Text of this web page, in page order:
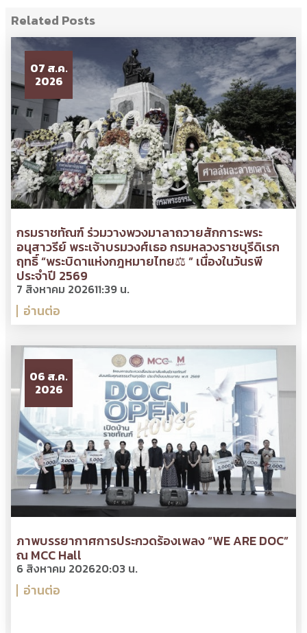
Related Posts
07 ส.ค.
2026
กรมราชทัณฑ์ ร่วมวางพวงมาลาถวายสักการะพระ
อนุสาวรีย์ พระเจ้าบรมวงศ์เธอ กรมหลวงราชบุรีดิเรก
ฤทธิ์ “พระบิดาแห่งกฎหมายไทย⚖ ” เนื่องในวันรพี
ประจำปี 2569
7 สิงหาคม 202611:39 น.
อ่านต่อ
06 ส.ค.
2026
ภาพบรรยากาศการประกวดร้องเพลง “WE ARE DOC”
ณ MCC Hall
6 สิงหาคม 202620:03 น.
อ่านต่อ